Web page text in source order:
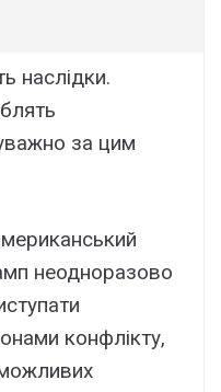
наслідки.
за цим
неодноразово
конфлікту,